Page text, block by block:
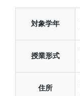
対象学年
授業形式
住所